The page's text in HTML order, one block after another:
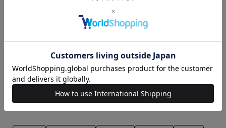
ESTNATION / バッククロスカーデ
ィガン
ブラック / 36
ESTNATION / アルビニ タックギ
ブラック / 36
¥30,800